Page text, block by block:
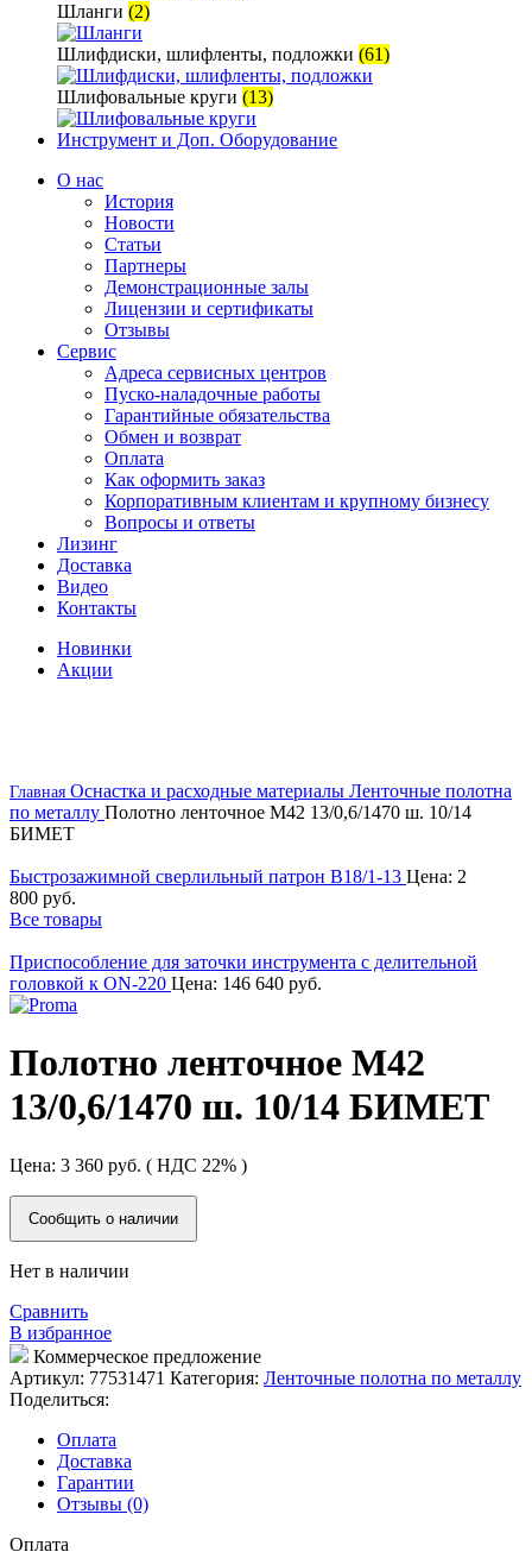
Шланги (2)
Шлифдиски, шлифленты, подложки (61)
Шлифовальные круги (13)
Инструмент и Доп. Оборудование
О нас
История
Новости
Статьи
Партнеры
Демонстрационные залы
Лицензии и сертификаты
Отзывы
Сервис
Адреса сервисных центров
Пуско-наладочные работы
Гарантийные обязательства
Обмен и возврат
Оплата
Как оформить заказ
Корпоративным клиентам и крупному бизнесу
Вопросы и ответы
Лизинг
Доставка
Видео
Контакты
Новинки
Акции
Главная Оснастка и расходные материалы Ленточные полотна
по металлу Полотно ленточное М42 13/0,6/1470 ш. 10/14
БИМЕТ
Быстрозажимной сверлильный патрон B18/1-13 Цена: 2
800 руб.
Все товары
Приспособление для заточки инструмента с делительной
головкой к ON-220 Цена: 146 640 руб.
Полотно ленточное М42
13/0,6/1470 ш. 10/14 БИМЕТ
Цена: 3 360 руб. ( НДС 22% )
Сообщить о наличии
Нет в наличии
Сравнить
В избранное
Коммерческое предложение
Артикул: 77531471 Категория: Ленточные полотна по металлу
Поделиться:
Оплата
Доставка
Гарантии
Отзывы (0)
Оплата